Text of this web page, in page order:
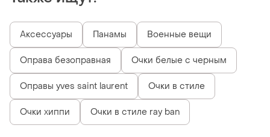
Аксессуары Панамы Военные вещи
Оправа безоправная Очки белые с черным
Оправы yves saint laurent Очки в стиле
Очки хиппи Очки в стиле ray ban